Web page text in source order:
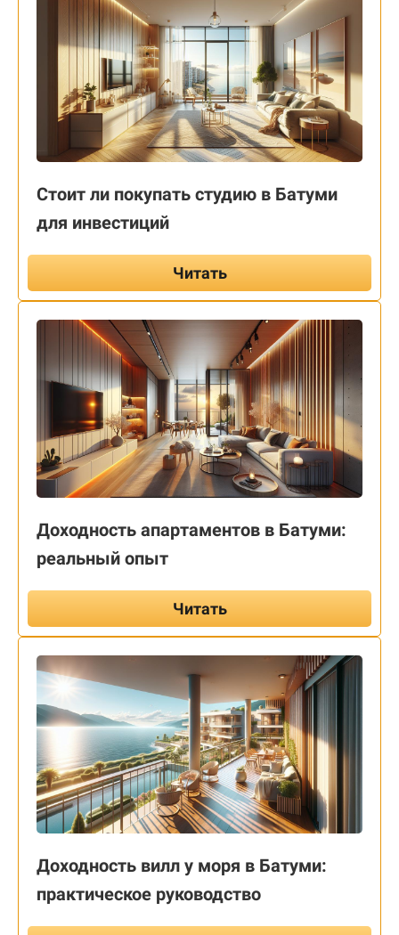
Стоит ли покупать студию в Батуми
для инвестиций
Читать
Доходность апартаментов в Батуми:
реальный опыт
Читать
Доходность вилл у моря в Батуми:
практическое руководство